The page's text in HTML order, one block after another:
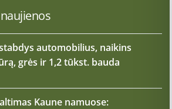
automobilius, naikins
grės ir 1,2 tūkst. bauda
Kaune namuose: